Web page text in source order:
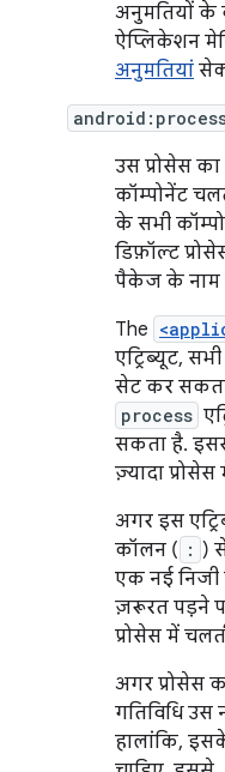
अनुमतियों के
ऐप्लिकेशन
अनुमतियां
उस प्रोसेस
कॉम्पोनेंट
के सभी
डिफ़ॉल्ट
पैकेज के नाम
The
एट्रिब्यूट,
सेट कर सकता
process
सकता है.
ज़्यादा
अगर इस
कॉलन ( : )
एक नई निजी
ज़रूरत पड़ने
प्रोसेस में
अगर प्रोसेस
गतिविधि उस
हालांकि,